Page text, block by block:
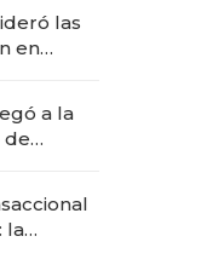
las
en
a la
de
la